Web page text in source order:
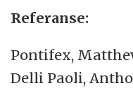
Referanse:
Pontifex,
Delli Paoli,